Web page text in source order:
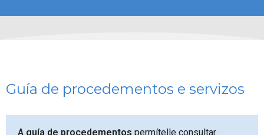
Guía de procedementos e servizos